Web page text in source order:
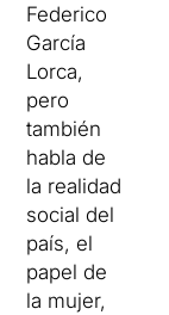
Federico
García
Lorca,
pero
también
habla de
la realidad
social del
país, el
papel de
la mujer,